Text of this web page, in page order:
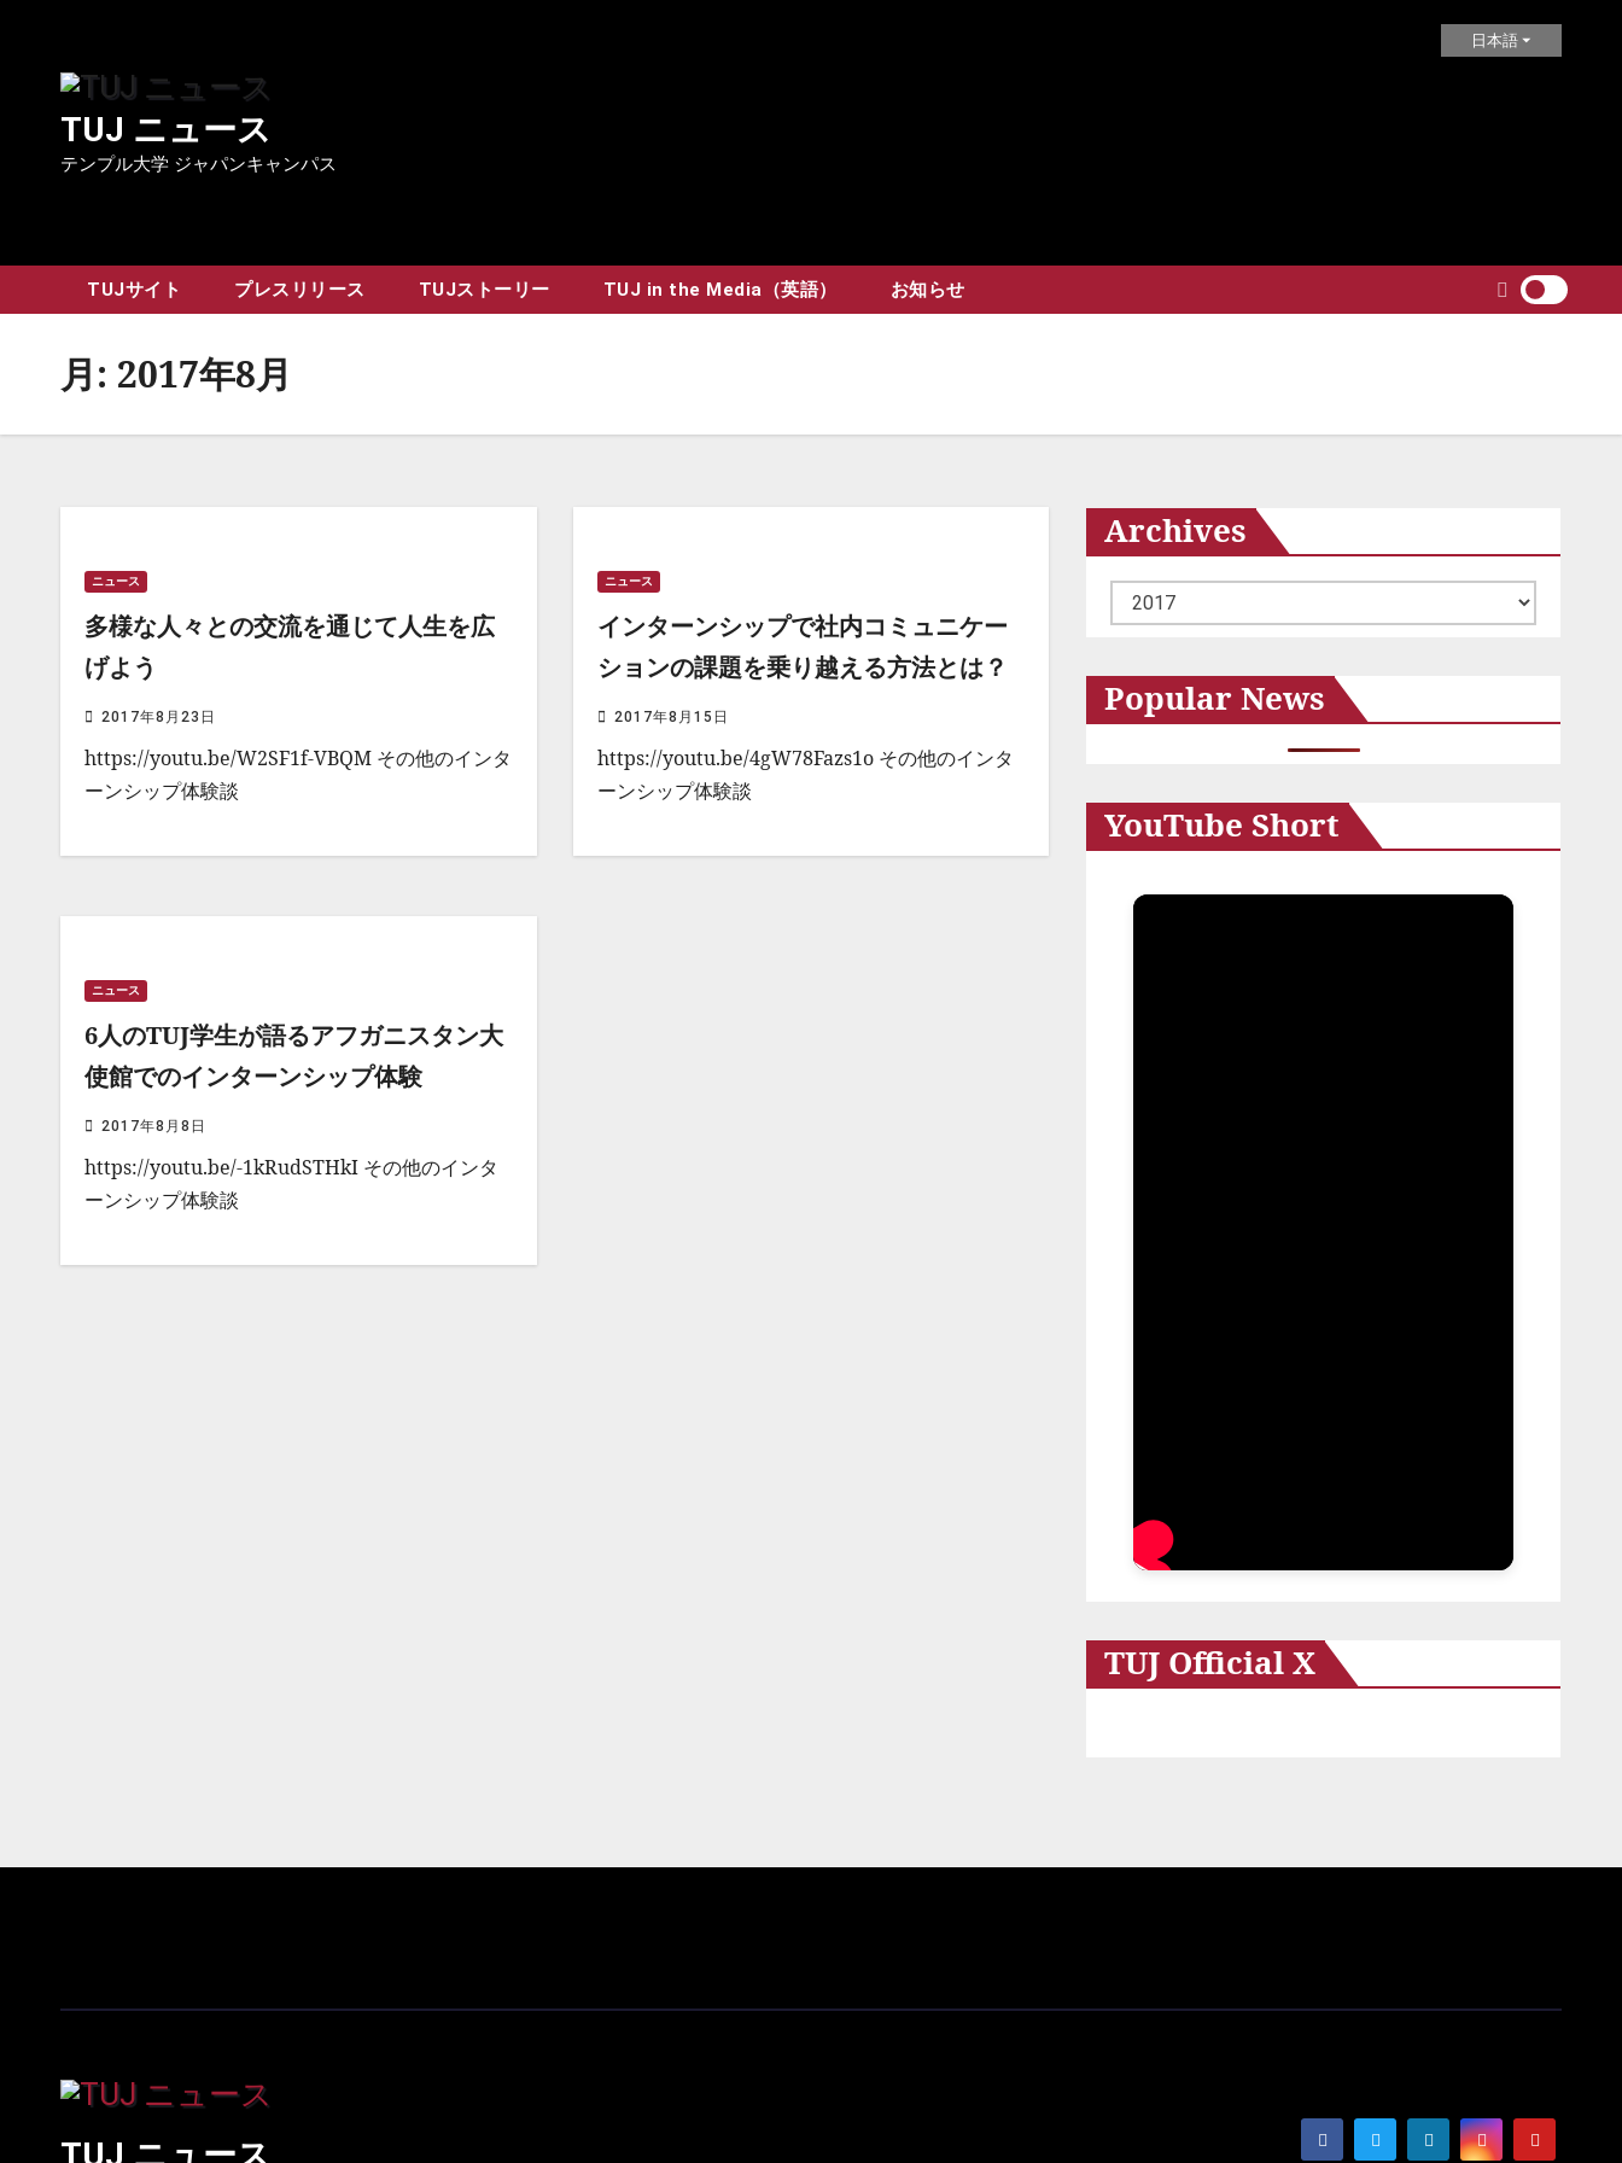
content
TUJ ニュース
テンプル大学 ジャパンキャンパス
日本語
TUJサイト プレスリリース TUJストーリー TUJ in the Media（英語） お知らせ
月: 2017年8月
ニュース
多様な人々との交流を通じて人生を広
げよう
2017年8月23日
https://youtu.be/W2SF1f-VBQM その他のインタ
ーンシップ体験談
ニュース
インターンシップで社内コミュニケー
ションの課題を乗り越える方法とは？
2017年8月15日
https://youtu.be/4gW78Fazs1o その他のインタ
ーンシップ体験談
ニュース
6人のTUJ学生が語るアフガニスタン大
使館でのインターンシップ体験
2017年8月8日
https://youtu.be/-1kRudSTHkI その他のインタ
ーンシップ体験談
Archives
ー
イ
ブ
Popular News
YouTube Short
TUJ Official X
TUJ ニュース